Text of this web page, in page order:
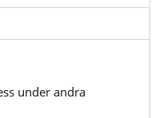
under andra